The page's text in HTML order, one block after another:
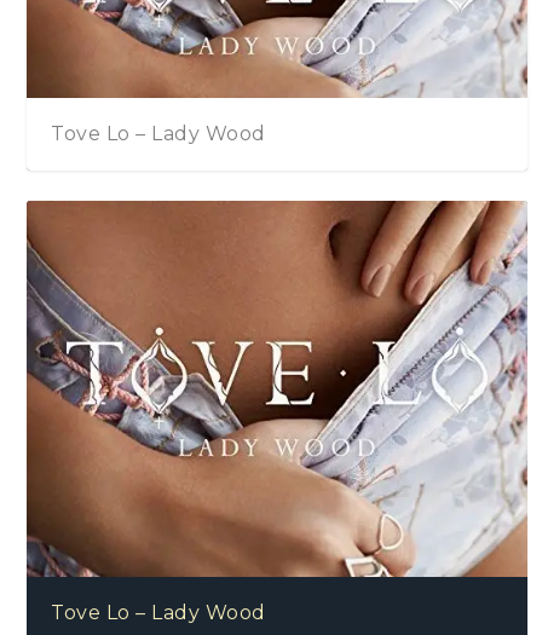
Tove Lo – Lady Wood
Tove Lo – Lady Wood